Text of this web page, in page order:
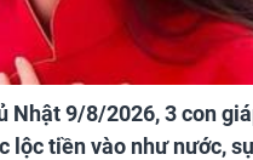
Nhật 9/8/2026, 3 con
lộc tiền vào như nước,